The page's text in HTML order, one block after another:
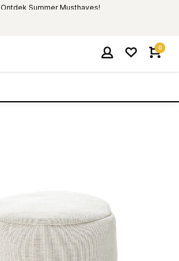
Ontdek Summer Musthaves!
0